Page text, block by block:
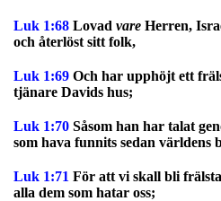
Luk 1:68 Lovad vare Herren,
och återlöst sitt folk,
Luk 1:69 Och har upphöjt ett
tjänare Davids hus;
Luk 1:70 Såsom han har talat
som hava funnits sedan världens
Luk 1:71 För att vi skall bli
alla dem som hatar oss;